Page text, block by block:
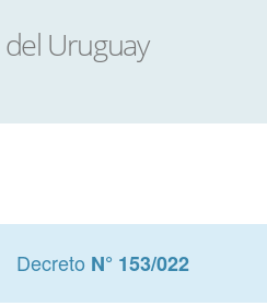
Decreto N° 153/022